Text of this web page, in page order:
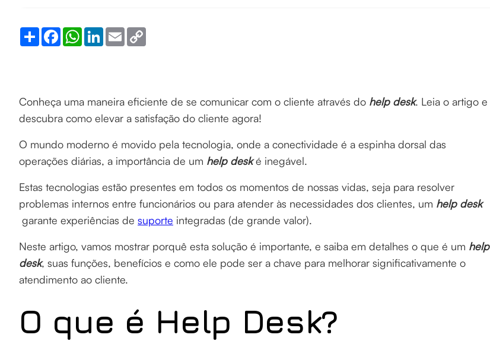
Share FacebookWhatsApp
LinkedInEmail
Conheça uma maneira eficiente de se comunicar com o cliente através do help desk. Leia o artigo e
descubra como elevar a satisfação do cliente agora!
O mundo moderno é movido pela tecnologia, onde a conectividade é a espinha dorsal das
operações diárias, a importância de um help deské inegável.
Estas tecnologias estão presentes em todos os momentos de nossas vidas, seja para resolver
problemas internos entre funcionários ou para atender às necessidades dos clientes, um help desk
garante experiências de suporte integradas (de grande valor).
Neste artigo, vamos mostrar porquê esta solução é importante, e saiba em detalhes o que é um help
desk, suas funções, benefícios e como ele pode ser a chave para melhorar significativamente o
atendimento ao cliente.
O que é Help Desk?